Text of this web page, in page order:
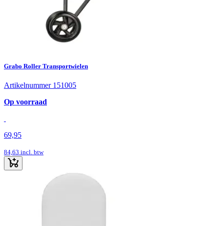
Grabo Roller Transportwielen
Artikelnummer 151005
Op voorraad
69,95
84,63 incl. btw